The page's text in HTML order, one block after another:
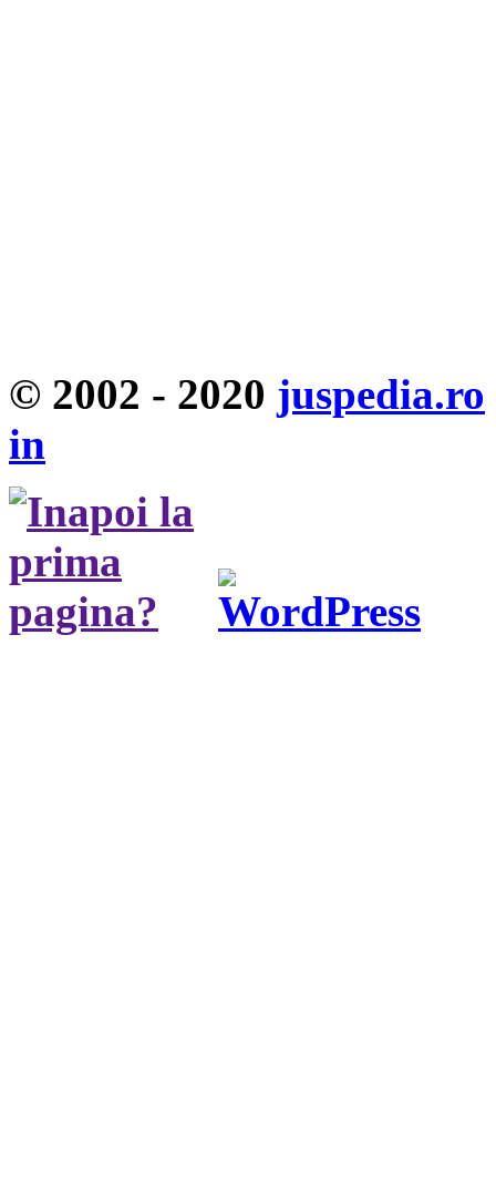
© 2002 - 2020 juspedia.ro
in